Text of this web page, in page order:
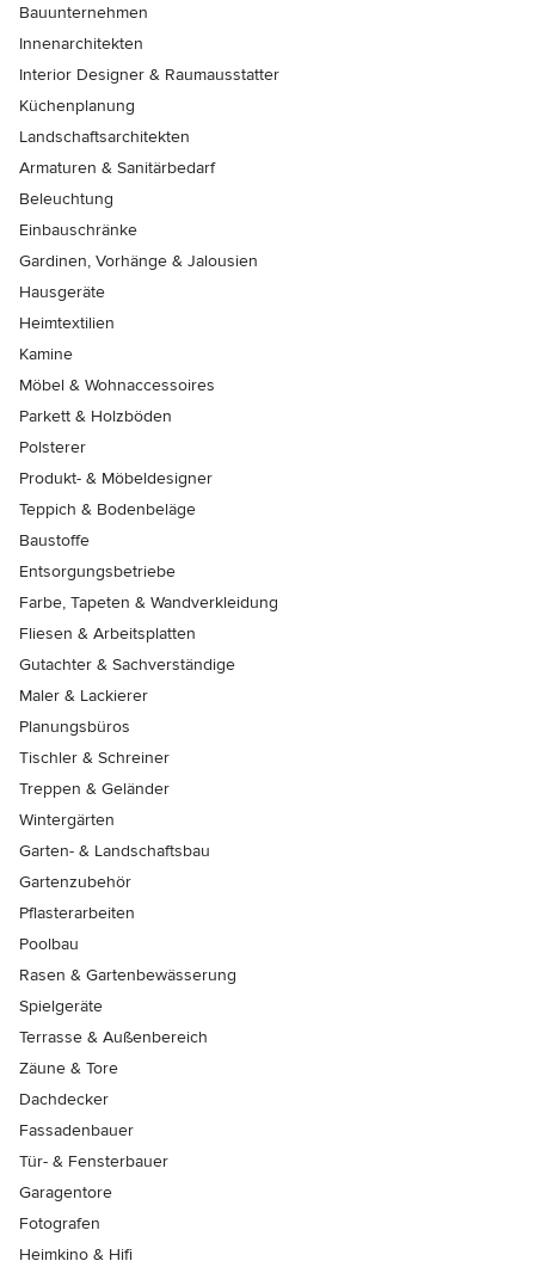
Bauunternehmen
Innenarchitekten
Interior Designer & Raumausstatter
Küchenplanung
Landschaftsarchitekten
Armaturen & Sanitärbedarf
Beleuchtung
Einbauschränke
Gardinen, Vorhänge & Jalousien
Hausgeräte
Heimtextilien
Kamine
Möbel & Wohnaccessoires
Parkett & Holzböden
Polsterer
Produkt- & Möbeldesigner
Teppich & Bodenbeläge
Baustoffe
Entsorgungsbetriebe
Farbe, Tapeten & Wandverkleidung
Fliesen & Arbeitsplatten
Gutachter & Sachverständige
Maler & Lackierer
Planungsbüros
Tischler & Schreiner
Treppen & Geländer
Wintergärten
Garten- & Landschaftsbau
Gartenzubehör
Pflasterarbeiten
Poolbau
Rasen & Gartenbewässerung
Spielgeräte
Terrasse & Außenbereich
Zäune & Tore
Dachdecker
Fassadenbauer
Tür- & Fensterbauer
Garagentore
Fotografen
Heimkino & Hifi